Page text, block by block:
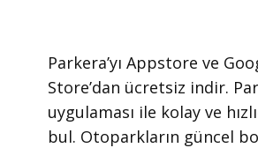
​Parkera’yı Appstore ve
Store’dan ücretsiz indir.
uygulaması ile kolay ve
bul. Otoparkların güncel